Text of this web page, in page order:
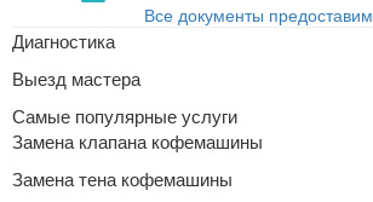
Все документы предоставим
Диагностика
Выезд мастера
Самые популярные услуги
Замена клапана кофемашины
Замена тена кофемашины